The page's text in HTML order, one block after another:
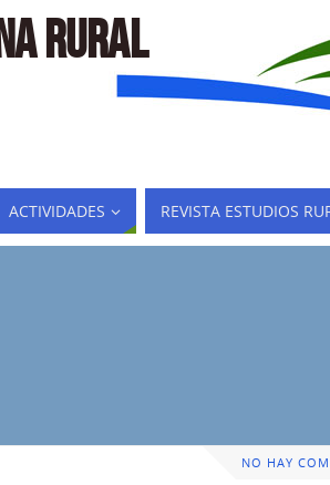
RURAL
ACTIVIDADES REVISTA ESTUDIOS
NO HAY